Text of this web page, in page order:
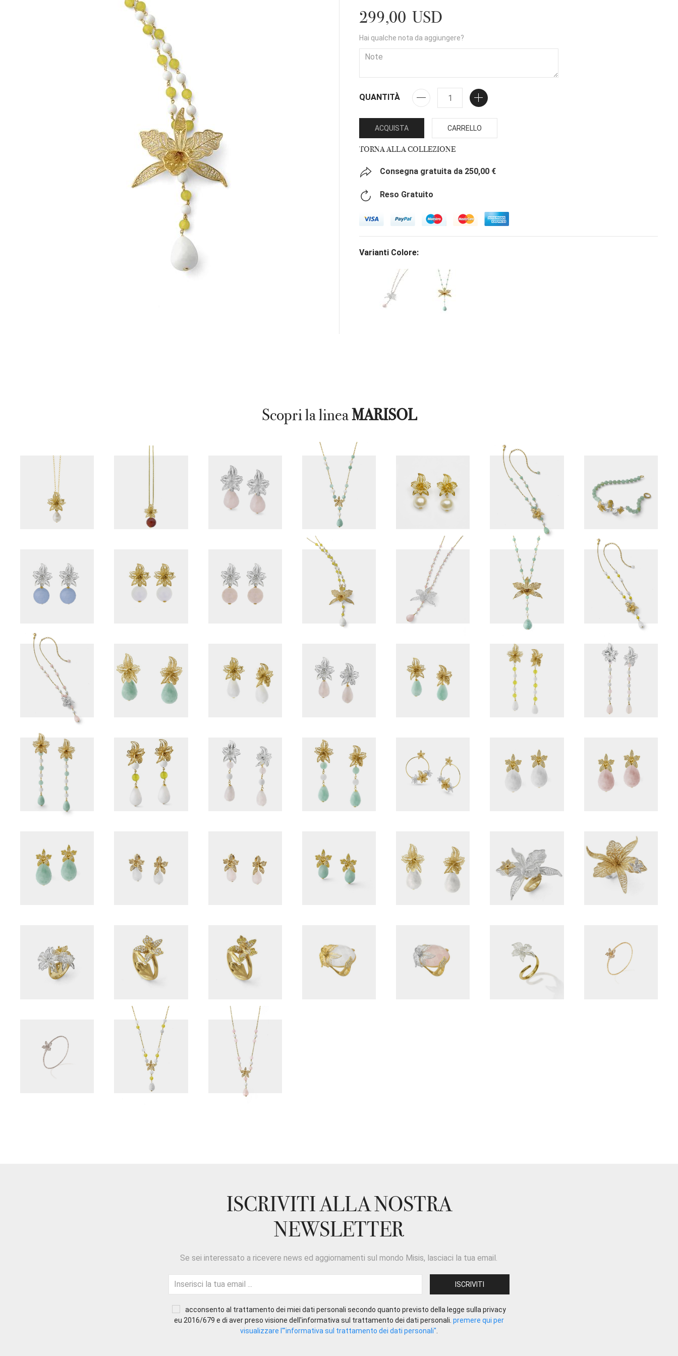
299,00 USD
Hai qualche nota da aggiungere?
QUANTITÀ
ACQUISTA CARRELLO
TORNA ALLA COLLEZIONE
Consegna gratuita da 250,00 €
Reso Gratuito
Varianti Colore:
Scopri la lineaMARISOL
ISCRIVITI ALLA NOSTRA
NEWSLETTER
Se sei interessato a ricevere news ed aggiornamenti sul mondo Misis, lasciaci la tua email.
acconsento al trattamento dei miei dati personali secondo quanto previsto della legge sulla privacy
eu 2016/679 e di aver preso visione dell'informativa sul trattamento dei dati personali. premere qui per
visualizzare l'"informativa sul trattamento dei dati personali"